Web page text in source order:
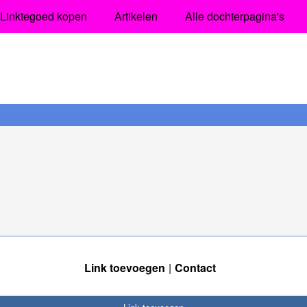
Linktegoed kopen Artikelen Alle dochterpagina's
Link toevoegen Contact